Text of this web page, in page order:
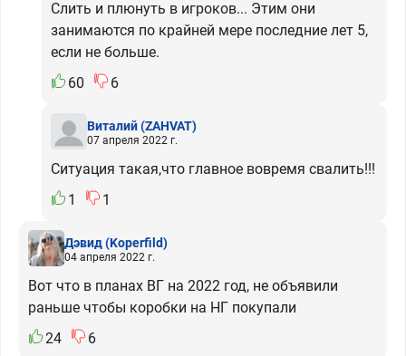
Слить и плюнуть в игроков... Этим они
занимаются по крайней мере последние лет 5,
если не больше.
60
6
Виталий(ZAHVAT)
07 апреля 2022 г.
Ситуация такая,что главное вовремя свалить!!!
1
1
Дэвид(Koperfild)
04 апреля 2022 г.
Вот что в планах ВГ на 2022 год, не объявили
раньше чтобы коробки на НГ покупали
24
6